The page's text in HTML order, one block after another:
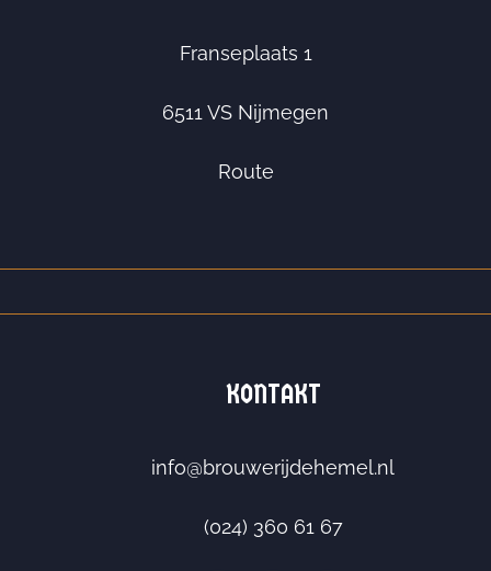
Franseplaats 1
6511 VS Nijmegen
Route
KONTAKT
info@brouwerijdehemel.nl
(024) 360 61 67